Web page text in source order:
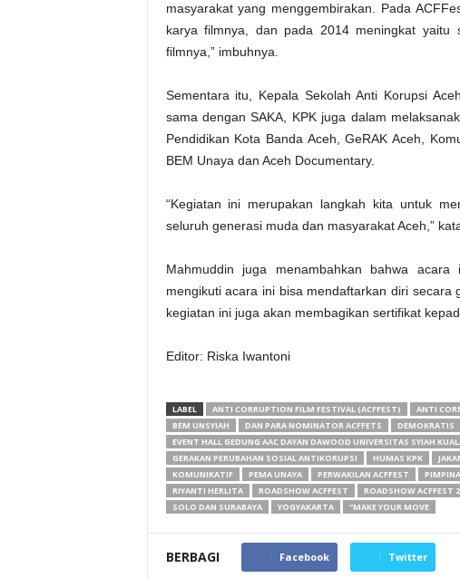
masyarakat yang menggembirakan. Pada
karya filmnya, dan pada 2014 meningkat yaitu
filmnya,” imbuhnya.
Sementara itu, Kepala Sekolah Anti Korupsi
sama dengan SAKA, KPK juga dalam
Pendidikan Kota Banda Aceh, GeRAK Aceh,
BEM Unaya dan Aceh Documentary.
“Kegiatan ini merupakan langkah kita untuk
seluruh generasi muda dan masyarakat Aceh,”
Mahmuddin juga menambahkan bahwa
mengikuti acara ini bisa mendaftarkan diri
kegiatan ini juga akan membagikan sertifikat
Editor: Riska Iwantoni
LABEL ANTI CORRUPTION FILM FESTIVAL (ACFFEST) ANTI
BEM UNSYIAH
DAN PARA NOMINATOR ACFFETS DEMOKRATIS
EVENT HALL GEDUNG AAC DAYAN DAWOOD UNIVERSITAS SYIAH
GERAKAN PERUBAHAN SOSIAL ANTIKORUPSI
HUMAS KPK
KOMUNIKATIF
PEMA UNAYA PERWAKILAN ACFFEST
RIYANTI HERLITA
ROADSHOW ACFFEST ROADSHOW ACFFEST
SOLO DAN SURABAYA
YOGYAKARTA “MAKE YOUR MOVE
BERBAGI Facebook Twitter